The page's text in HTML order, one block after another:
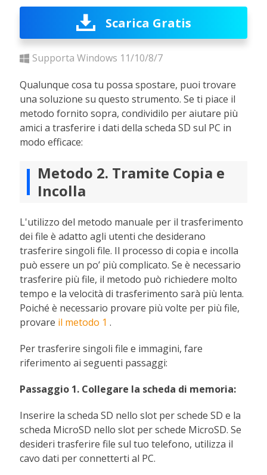
Scarica Gratis
Supporta Windows 11/10/8/7
Qualunque cosa tu possa spostare, puoi trovare
una soluzione su questo strumento. Se ti piace il
metodo fornito sopra, condividilo per aiutare più
amici a trasferire i dati della scheda SD sul PC in
modo efficace:
Metodo 2. Tramite Copia e
Incolla
L'utilizzo del metodo manuale per il trasferimento
dei file è adatto agli utenti che desiderano
trasferire singoli file. Il processo di copia e incolla
può essere un po’ più complicato. Se è necessario
trasferire più file, il metodo può richiedere molto
tempo e la velocità di trasferimento sarà più lenta.
Poiché è necessario provare più volte per più file,
provare il metodo 1 .
Per trasferire singoli file e immagini, fare
riferimento ai seguenti passaggi:
Passaggio 1. Collegare la scheda di memoria:
Inserire la scheda SD nello slot per schede SD e la
scheda MicroSD nello slot per schede MicroSD. Se
desideri trasferire file sul tuo telefono, utilizza il
cavo dati per connetterti al PC.